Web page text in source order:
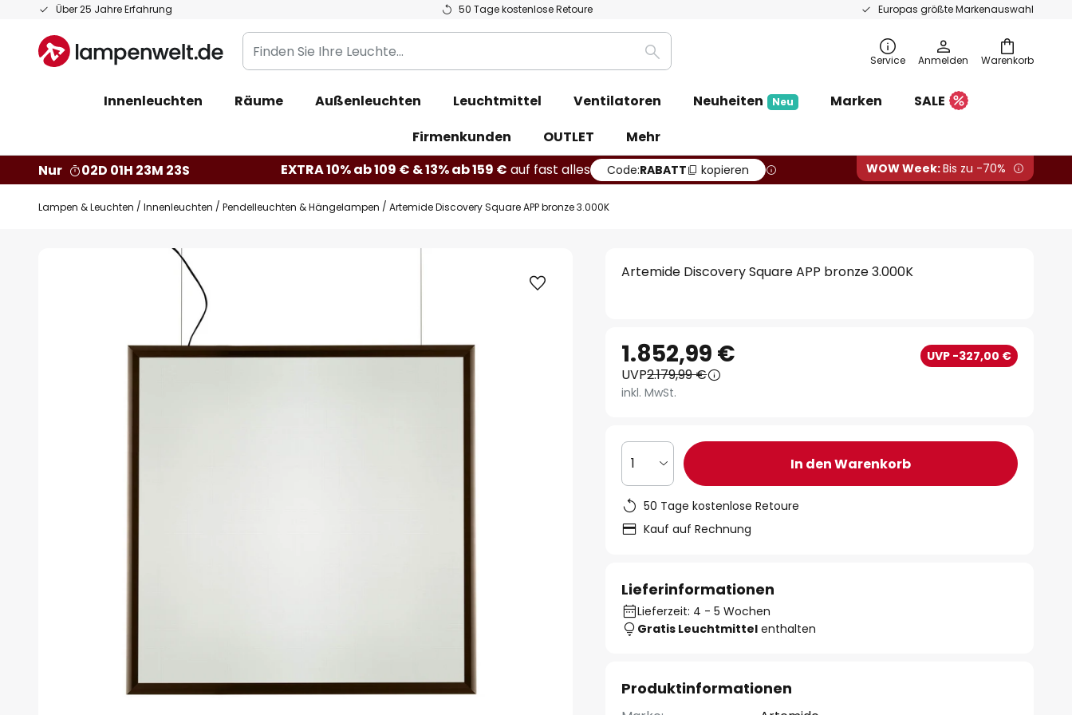
Über 25 Jahre Erfahrung 50 Tage kostenlose Retoure Europas größte Markenauswahl
Zum
springen
Warenkorb
Finden
Sie
Leuchte...
Suche Service Anmelden
Innenleuchten Räume Außenleuchten Leuchtmittel Ventilatoren Neuheiten Neu Marken
SALE
Firmenkunden
OUTLET
Mehr
Nur
02D 01H 23M 22S EXTRA 10% ab 109 € & 13% ab 159 € auf fast alles Code:RABATT kopieren WOW Week:Bis zu -70%
Lampen & Leuchten Innenleuchten Pendelleuchten & Hängelampen Artemide Discovery Square APP bronze 3.000K
Artemide Discovery Square APP bronze 3.000K
1.852,99 € UVP -327,00 €
UVP2.179,99 €
inkl. MwSt.
1 In den Warenkorb
50 Tage kostenlose Retoure
Kauf auf Rechnung
Lieferinformationen
Lieferzeit: 4 - 5 Wochen
Gratis Leuchtmittel enthalten
Produktinformationen